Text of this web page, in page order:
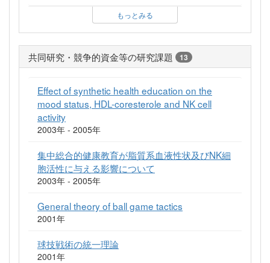
もっとみる
共同研究・競争的資金等の研究課題 13
Effect of synthetic health education on the
mood status, HDL-coresterole and NK cell
activity
2003年 - 2005年
集中総合的健康教育が脂質系血液性状及びNK細
胞活性に与える影響について
2003年 - 2005年
General theory of ball game tactics
2001年
球技戦術の統一理論
2001年